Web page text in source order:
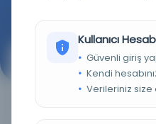
Şiir
Kullanıcı
Güvenli giriş
Kendi
Verileriniz size